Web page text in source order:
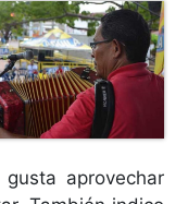
aprovechar